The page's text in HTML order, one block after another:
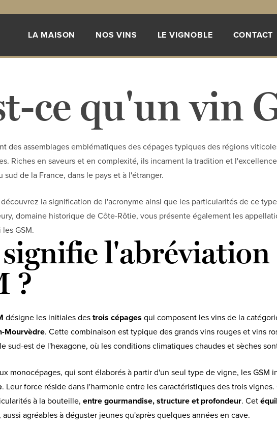
LA MAISON NOS VINS LE VIGNOBLE CONTACT
ce qu'un vin
des assemblages emblématiques des cépages typiques des régions
Riches en saveurs et en complexité, ils incarnent la tradition et
sud de la France, dans le pays et à l'étranger.
la signification de l'acronyme ainsi que les particularités de ce
domaine historique de Côte-Rôtie, vous présente également les
GSM.
l'abréviation
?
désigne les initiales des trois cépages qui composent les vins de la
Mourvèdre. Cette combinaison est typique des grands vins rouges et vins
sud-est de l'hexagone, où les conditions climatiques chaudes et sèches
monocépages, qui sont élaborés à partir d'un seul type de vigne, les GSM
. Leur force réside dans l'harmonie entre les caractéristiques des trois vignes.
à la bouteille, entre gourmandise, structure et profondeur. Cet
agréables à déguster jeunes qu'après quelques années en cave.